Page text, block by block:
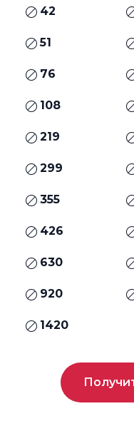
42
51
76
108
219
299
355
426
630
920
1420